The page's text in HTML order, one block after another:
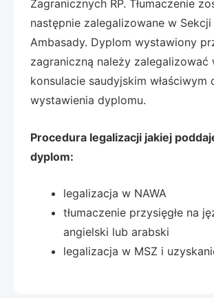
Zagranicznych RP. Tłumaczenie
następnie zalegalizowane w Sekcji
Ambasady. Dyplom wystawiony
zagraniczną należy zalegalizować
konsulacie saudyjskim właściwym
wystawienia dyplomu.
Procedura legalizacji jakiej
dyplom:
legalizacja w NAWA
tłumaczenie przysięgłe na
angielski lub arabski
legalizacja w MSZ i